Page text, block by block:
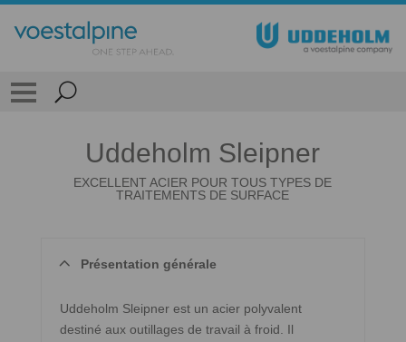
Uddeholm Sleipner
EXCELLENT ACIER POUR TOUS TYPES DE
TRAITEMENTS DE SURFACE
Présentation générale
Uddeholm Sleipner est un acier polyvalent
destiné aux outillages de travail à froid. Il